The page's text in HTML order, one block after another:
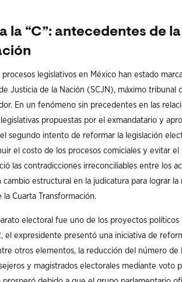
a la “C”: antecedentes de
procesos legislativos en México han estado
Justicia de la Nación (SCJN), máximo
En un fenómeno sin precedentes en las
propuestas por el exmandatario y
segundo intento de reformar la legislación
el costo de los procesos comiciales y evitar
las contradicciones irreconciliables entre los
cambio estructural en la judicatura para lograr la
la Cuarta Transformación.
electoral fue uno de los proyectos
el expresidente presentó una iniciativa de
otros elementos, la reducción del número de
y magistrados electorales mediante voto